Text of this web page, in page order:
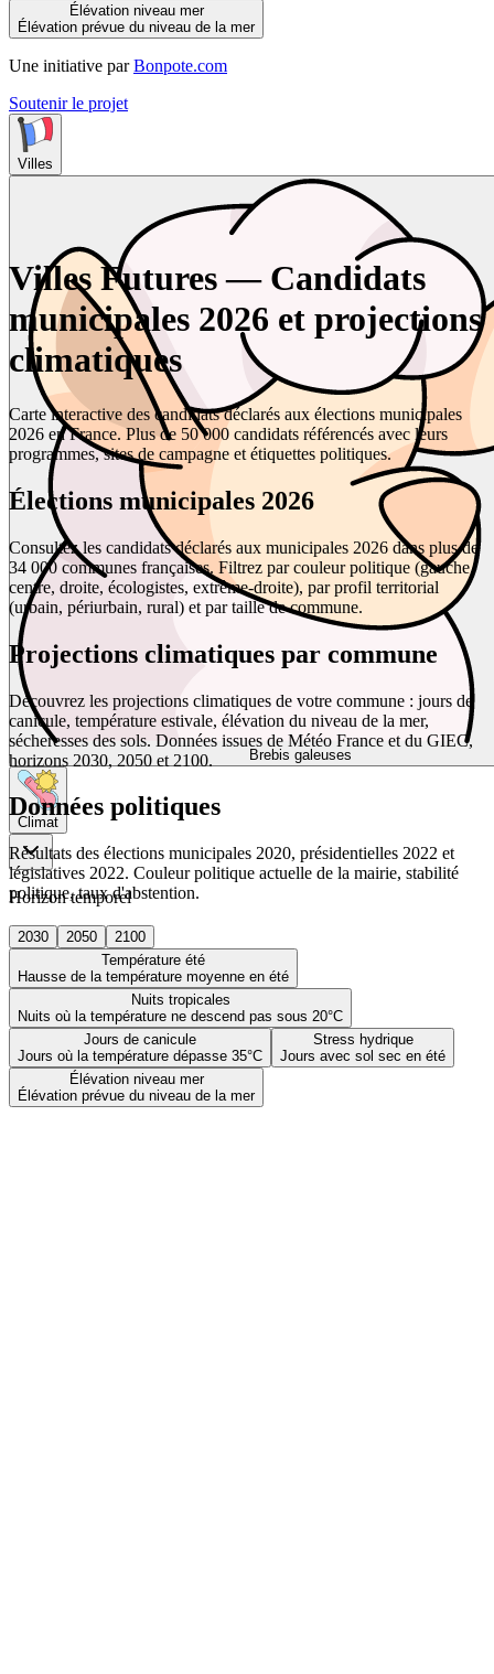
Élévation niveau mer
Élévation prévue du niveau de la mer
Une initiative par Bonpote.com
Soutenir le projet
Villes
Brebis galeuses
Climat
Horizon temporel
2030 2050
2100
Température été
Hausse de la température moyenne en été
Nuits tropicales
Nuits où la température ne descend pas sous 20°C
Jours de canicule
Jours où la température dépasse 35°C
Stress hydrique
Jours avec sol sec en été
Élévation niveau mer
Élévation prévue du niveau de la mer
Villes Futures — Candidats
municipales 2026 et projections
climatiques
Carte interactive des candidats déclarés aux élections municipales
2026 en France. Plus de 50 000 candidats référencés avec leurs
programmes, sites de campagne et étiquettes politiques.
Élections municipales 2026
Consultez les candidats déclarés aux municipales 2026 dans plus de
34 000 communes françaises. Filtrez par couleur politique (gauche,
centre, droite, écologistes, extrême-droite), par profil territorial
(urbain, périurbain, rural) et par taille de commune.
Projections climatiques par commune
Découvrez les projections climatiques de votre commune : jours de
canicule, température estivale, élévation du niveau de la mer,
sécheresses des sols. Données issues de Météo France et du GIEC,
horizons 2030, 2050 et 2100.
Données politiques
Résultats des élections municipales 2020, présidentielles 2022 et
législatives 2022. Couleur politique actuelle de la mairie, stabilité
politique, taux d'abstention.